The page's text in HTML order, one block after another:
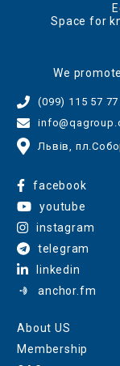
Space for
We
(099) 115 57 77
Львів,
facebook
youtube
instagram
telegram
linkedin
anchor.fm
About US
Membership